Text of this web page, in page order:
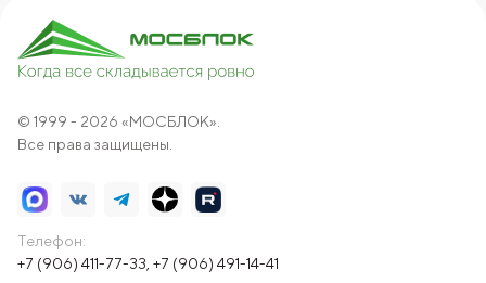
© 1999 - 2026 «МОСБЛОК».
Все права защищены.
Телефон:
+7 (906) 411-77-33 +7 (906) 491-14-41